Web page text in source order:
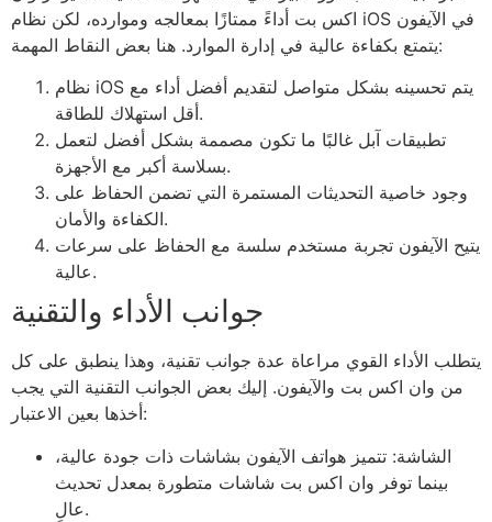
اكس بت أداءً ممتازًا بمعالجه وموارده، لكن نظام iOS في الآيفون
يتمتع بكفاءة عالية في إدارة الموارد. هنا بعض النقاط المهمة:
نظام iOS يتم تحسينه بشكل متواصل لتقديم أفضل أداء مع
أقل استهلاك للطاقة.
تطبيقات آبل غالبًا ما تكون مصممة بشكل أفضل لتعمل
بسلاسة أكبر مع الأجهزة.
وجود خاصية التحديثات المستمرة التي تضمن الحفاظ على
الكفاءة والأمان.
يتيح الآيفون تجربة مستخدم سلسة مع الحفاظ على سرعات
عالية.
جوانب الأداء والتقنية
يتطلب الأداء القوي مراعاة عدة جوانب تقنية، وهذا ينطبق على كل
من وان اكس بت والآيفون. إليك بعض الجوانب التقنية التي يجب
أخذها بعين الاعتبار:
الشاشة: تتميز هواتف الآيفون بشاشات ذات جودة عالية،
بينما توفر وان اكس بت شاشات متطورة بمعدل تحديث
عالٍ.